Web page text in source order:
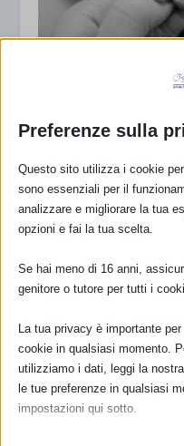
Congedo di
1 Luglio 2021
Preferenze sulla
Questo sito utilizza i cookie
sono essenziali per il
analizzare e migliorare la tua
opzioni e fai la tua scelta.
Se hai meno di 16 anni,
genitore o tutore per tutti i
La tua privacy è importante
cookie in qualsiasi momento.
utilizziamo i dati, leggi la
le tue preferenze in qualsiasi
impostazioni qui sotto.